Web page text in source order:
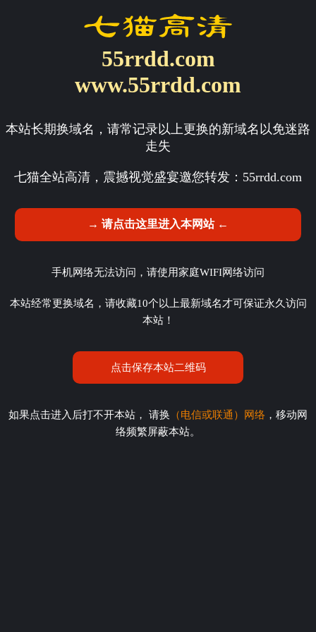
55rrdd.com
www.55rrdd.com
本站长期换域名，请常记录以上更换的新域名以免迷路
走失
七猫全站高清，震撼视觉盛宴邀您转发： 55rrdd.com
→ 请点击这里进入本网站 ←
手机网络无法访问，请使用家庭WIFI网络访问
本站经常更换域名，请收藏10个以上最新域名才可保证永久访问
本站！
点击保存本站二维码
如果点击进入后打不开本站， 请换 （电信或联通）网络 ，移动网
络频繁屏蔽本站。